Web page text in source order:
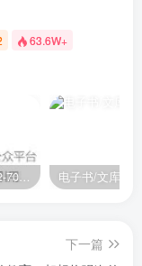
63.6W+
螺栓上的8.8、A2-70是什么意思？ 电子书/文库
下一篇